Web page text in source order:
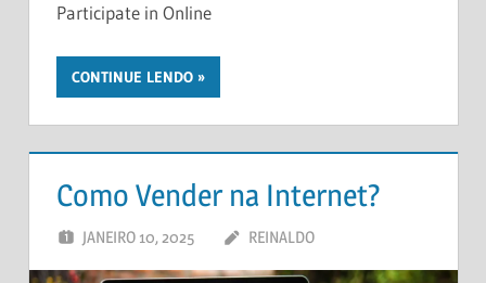
Participate in Online
CONTINUE LENDO
Como Vender na Internet?
JANEIRO 10, 2025 REINALDO
COMENTÁRIO